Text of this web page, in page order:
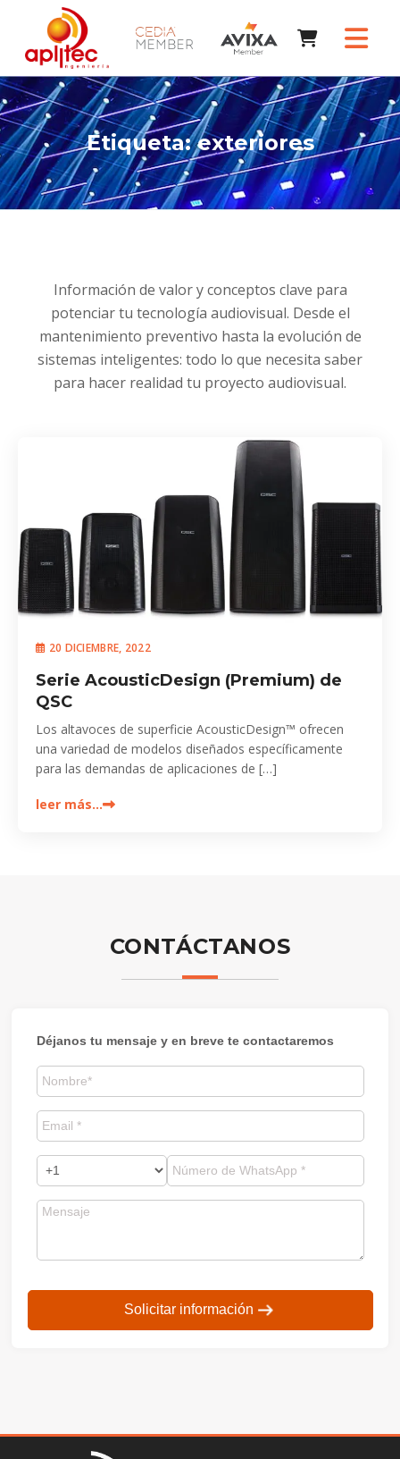
Etiqueta:exteriores
Información de valor y conceptos clave para
potenciar tu tecnología audiovisual. Desde el
mantenimiento preventivo hasta la evolución de
sistemas inteligentes: todo lo que necesita saber
para hacer realidad tu proyecto audiovisual.
20 DICIEMBRE, 2022
Serie AcousticDesign (Premium) de
QSC
Los altavoces de superficie AcousticDesign™ ofrecen
una variedad de modelos diseñados específicamente
para las demandas de aplicaciones de […]
leer más…
CONTÁCTANOS
Déjanos tu mensaje y en breve te contactaremos
Solicitar información